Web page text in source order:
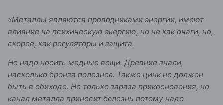
«Металлы являются проводниками энергии, имеют
влияние на психическую энергию, но не как очаги, но,
скорее, как регуляторы и защита.
Не надо носить медные вещи. Древние знали,
насколько бронза полезнее. Также цинк не должен
быть в обиходе. Не только зараза прикосновения, но
канал металла приносит болезнь потому надо